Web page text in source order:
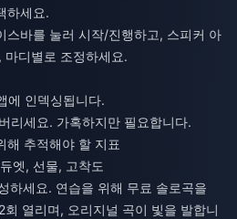
하세요.
스바를 눌러 시작/진행하고, 스피커 아
디별로 조정하세요.
에 인덱싱됩니다.
리세요. 가혹하지만 필요합니다.
해 추적해야 할 지표
엣, 선물, 고착도
하세요. 연습을 위해 무료 솔로곡을
열리며, 오리지널 곡이 빛을 발합니